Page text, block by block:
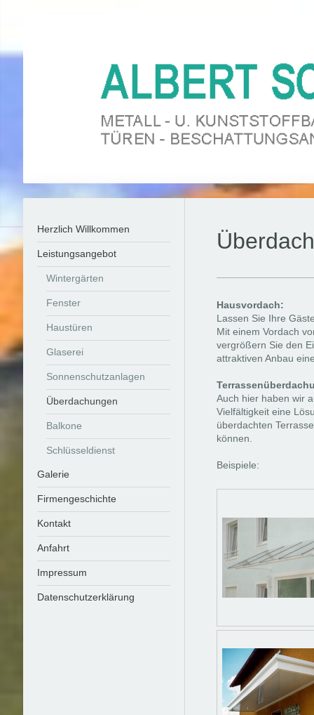
Herzlich Willkommen
Leistungsangebot
Wintergärten
Fenster
Haustüren
Glaserei
Sonnenschutzanlagen
Überdachungen
Balkone
Schlüsseldienst
Galerie
Firmengeschichte
Kontakt
Anfahrt
Impressum
Datenschutzerklärung
Hausvordach:
Lassen Sie Ihre
Mit einem Vordach
vergrößern Sie den
attraktiven Anbau
Auch hier haben wir
Vielfältigkeit eine
überdachten
können.
Beispiele: